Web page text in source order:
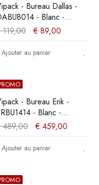
- Bureau Dallas -
- Blanc -
119,00 € 89,00
Ajouter au panier
- Bureau Erik -
- Blanc -
489,00 € 459,00
Ajouter au panier